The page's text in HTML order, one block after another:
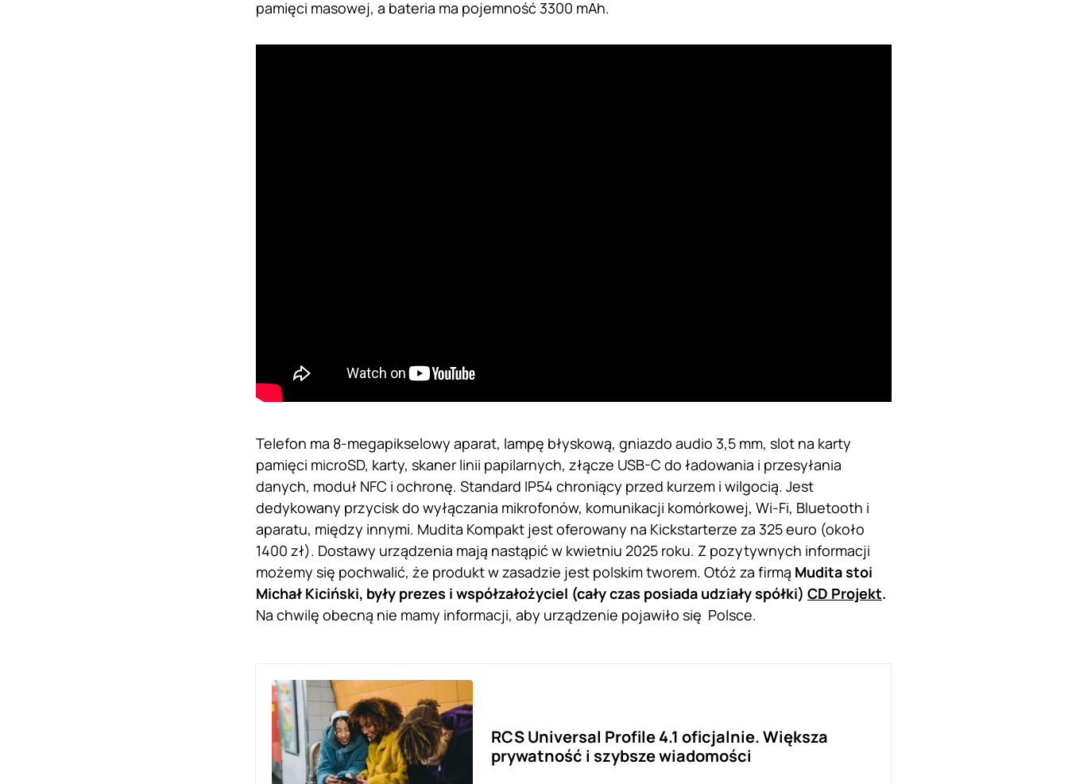
pamięci masowej, a bateria ma pojemność 3300 mAh.
Telefon ma 8-megapikselowy aparat, lampę błyskową, gniazdo audio 3,5 mm, slot na karty
pamięci microSD, karty, skaner linii papilarnych, złącze USB-C do ładowania i przesyłania
danych, moduł NFC i ochronę. Standard IP54 chroniący przed kurzem i wilgocią. Jest
dedykowany przycisk do wyłączania mikrofonów, komunikacji komórkowej, Wi-Fi, Bluetooth i
aparatu, między innymi. Mudita Kompakt jest oferowany na Kickstarterze za 325 euro (około
1400 zł). Dostawy urządzenia mają nastąpić w kwietniu 2025 roku. Z pozytywnych informacji
możemy się pochwalić, że produkt w zasadzie jest polskim tworem. Otóż za firmą Mudita stoi
Michał Kiciński, były prezes i współzałożyciel (cały czas posiada udziały spółki) CD Projekt.
Na chwilę obecną nie mamy informacji, aby urządzenie pojawiło się Polsce.
RCS Universal Profile 4.1 oficjalnie. Większa
prywatność i szybsze wiadomości